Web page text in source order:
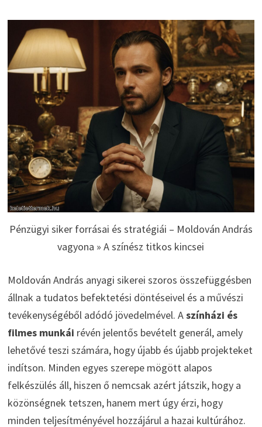
Pénzügyi siker forrásai és stratégiái – Moldován András
vagyona » A színész titkos kincsei
Moldován András anyagi sikerei szoros összefüggésben
állnak a tudatos befektetési döntéseivel és a művészi
tevékenységéből adódó jövedelmével. Aszínházi és
filmes munkái révén jelentős bevételt generál, amely
lehetővé teszi számára, hogy újabb és újabb projekteket
indítson. Minden egyes szerepe mögött alapos
felkészülés áll, hiszen ő nemcsak azért játszik, hogy a
közönségnek tetszen, hanem mert úgy érzi, hogy
minden teljesítményével hozzájárul a hazai kultúrához.